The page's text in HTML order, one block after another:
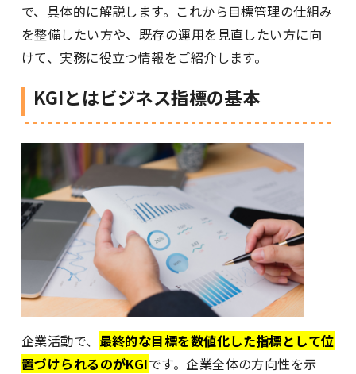
で、具体的に解説します。これから目標管理の仕組み
を整備したい方や、既存の運用を見直したい方に向
けて、実務に役立つ情報をご紹介します。
KGIとはビジネス指標の基本
企業活動で、 最終的な目標を数値化した指標として位
置づけられるのがKGIです。企業全体の方向性を示